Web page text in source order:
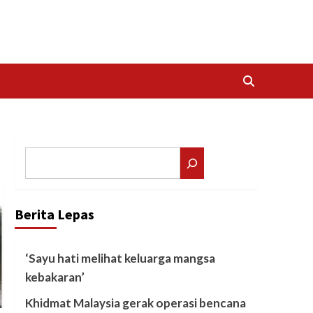
Berita Lepas
‘Sayu hati melihat keluarga mangsa
kebakaran’
Khidmat Malaysia gerak operasi bencana